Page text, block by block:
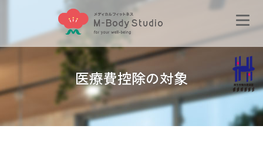
医療費控除の対象